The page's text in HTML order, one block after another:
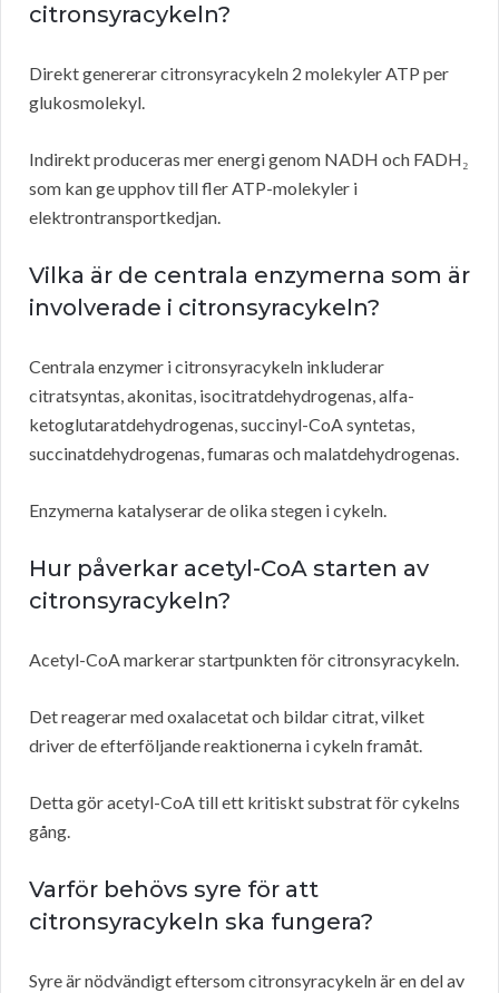
citronsyracykeln?
Direkt genererar citronsyracykeln 2 molekyler ATP per
glukosmolekyl.
Indirekt produceras mer energi genom NADH och FADH₂
som kan ge upphov till fler ATP-molekyler i
elektrontransportkedjan.
Vilka är de centrala enzymerna som är
involverade i citronsyracykeln?
Centrala enzymer i citronsyracykeln inkluderar
citratsyntas, akonitas, isocitratdehydrogenas, alfa-
ketoglutaratdehydrogenas, succinyl-CoA syntetas,
succinatdehydrogenas, fumaras och malatdehydrogenas.
Enzymerna katalyserar de olika stegen i cykeln.
Hur påverkar acetyl-CoA starten av
citronsyracykeln?
Acetyl-CoA markerar startpunkten för citronsyracykeln.
Det reagerar med oxalacetat och bildar citrat, vilket
driver de efterföljande reaktionerna i cykeln framåt.
Detta gör acetyl-CoA till ett kritiskt substrat för cykelns
gång.
Varför behövs syre för att
citronsyracykeln ska fungera?
Syre är nödvändigt eftersom citronsyracykeln är en del av